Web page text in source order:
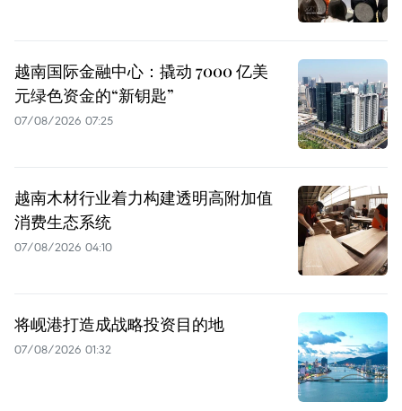
越南国际金融中心：撬动 7000 亿美
元绿色资金的“新钥匙”
07/08/2026 07:25
越南木材行业着力构建透明高附加值
消费生态系统
07/08/2026 04:10
将岘港打造成战略投资目的地
07/08/2026 01:32